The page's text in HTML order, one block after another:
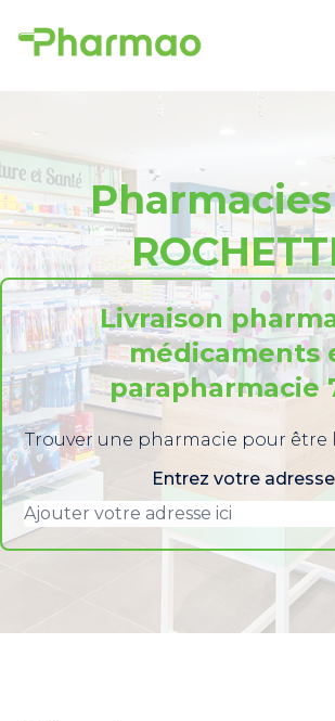
Livraison
médicaments
parapharmacie
Trouver une pharmacie pour être
Entrez votre adresse